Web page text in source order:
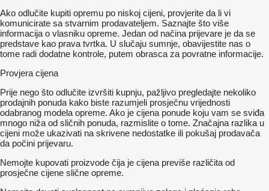
Ako odlučite kupiti opremu po niskoj cijeni, provjerite da li vi
komunicirate sa stvarnim prodavateljem. Saznajte što više
informacija o vlasniku opreme. Jedan od načina prijevare je da se
predstave kao prava tvrtka. U slučaju sumnje, obavijestite nas o
tome radi dodatne kontrole, putem obrasca za povratne informacije.
Provjera cijena
Prije nego što odlučite izvršiti kupnju, pažljivo pregledajte nekoliko
prodajnih ponuda kako biste razumjeli prosječnu vrijednosti
odabranog modela opreme. Ako je cijena ponude koju vam se sviđa
mnogo niža od sličnih ponuda, razmislite o tome. Značajna razlika u
cijeni može ukazivati ​​na skrivene nedostatke ili pokušaj prodavača
da počini prijevaru.
Nemojte kupovati proizvode čija je cijena previše različita od
prosječne cijene slične opreme.